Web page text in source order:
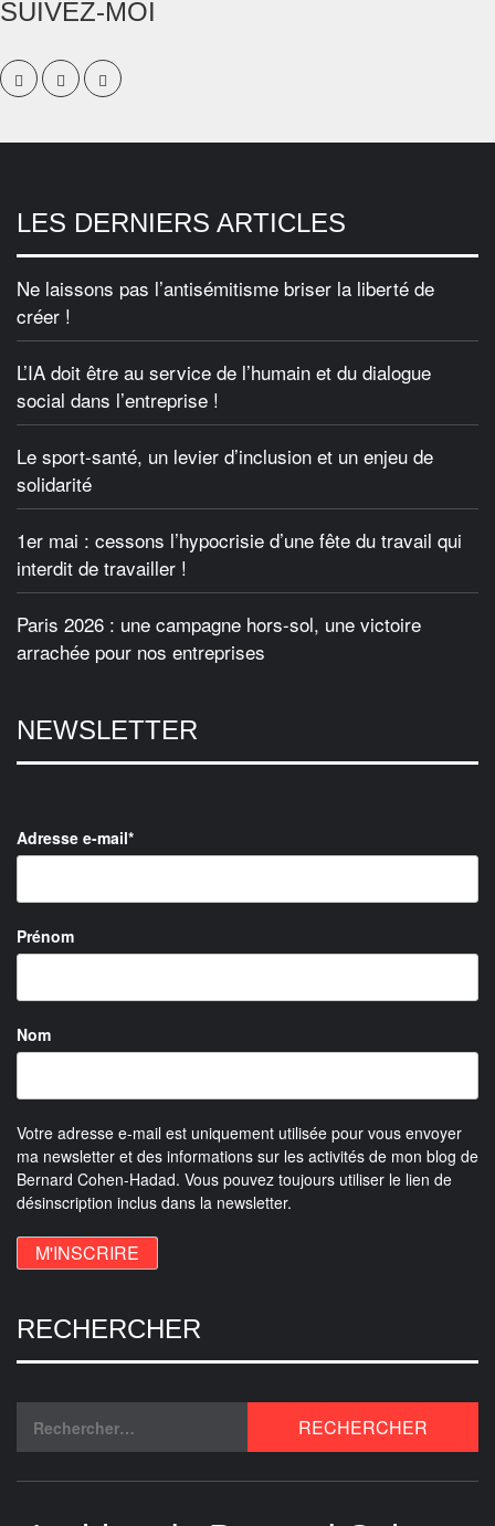
SUIVEZ-MOI
LES DERNIERS ARTICLES
Ne laissons pas l’antisémitisme briser la liberté de
créer !
L’IA doit être au service de l’humain et du dialogue
social dans l’entreprise !
Le sport-santé, un levier d’inclusion et un enjeu de
solidarité
1er mai : cessons l’hypocrisie d’une fête du travail qui
interdit de travailler !
Paris 2026 : une campagne hors-sol, une victoire
arrachée pour nos entreprises
NEWSLETTER
Adresse e-mail*
Prénom
Nom
Votre adresse e-mail est uniquement utilisée pour vous envoyer
ma newsletter et des informations sur les activités de mon blog de
Bernard Cohen-Hadad. Vous pouvez toujours utiliser le lien de
désinscription inclus dans la newsletter.
RECHERCHER